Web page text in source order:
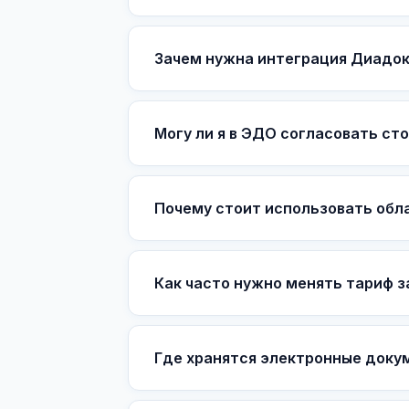
Зачем нужна интеграция
Могу ли я в ЭДО согласовать
Почему стоит использовать
Как часто нужно менять тариф
Где хранятся электронные